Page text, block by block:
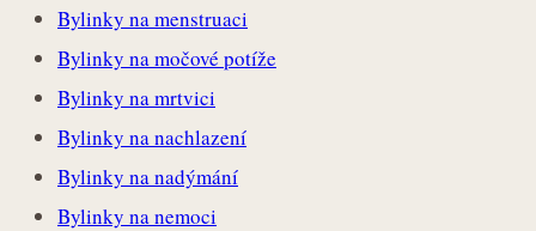
Bylinky na menstruaci
Bylinky na močové potíže
Bylinky na mrtvici
Bylinky na nachlazení
Bylinky na nadýmání
Bylinky na nemoci